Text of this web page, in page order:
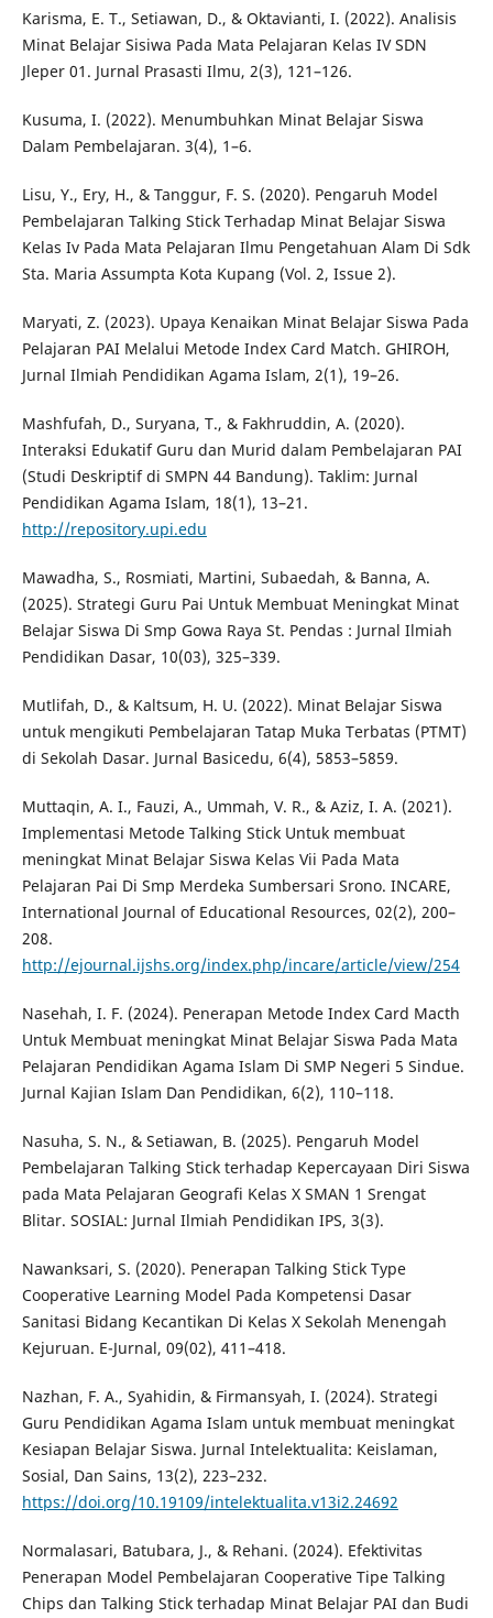
Karisma, E. T., Setiawan, D., & Oktavianti, I. (2022). Analisis
Minat Belajar Sisiwa Pada Mata Pelajaran Kelas IV SDN
Jleper 01. Jurnal Prasasti Ilmu, 2(3), 121–126.
Kusuma, I. (2022). Menumbuhkan Minat Belajar Siswa
Dalam Pembelajaran. 3(4), 1–6.
Lisu, Y., Ery, H., & Tanggur, F. S. (2020). Pengaruh Model
Pembelajaran Talking Stick Terhadap Minat Belajar Siswa
Kelas Iv Pada Mata Pelajaran Ilmu Pengetahuan Alam Di Sdk
Sta. Maria Assumpta Kota Kupang (Vol. 2, Issue 2).
Maryati, Z. (2023). Upaya Kenaikan Minat Belajar Siswa Pada
Pelajaran PAI Melalui Metode Index Card Match. GHIROH,
Jurnal Ilmiah Pendidikan Agama Islam, 2(1), 19–26.
Mashfufah, D., Suryana, T., & Fakhruddin, A. (2020).
Interaksi Edukatif Guru dan Murid dalam Pembelajaran PAI
(Studi Deskriptif di SMPN 44 Bandung). Taklim: Jurnal
Pendidikan Agama Islam, 18(1), 13–21.
http://repository.upi.edu
Mawadha, S., Rosmiati, Martini, Subaedah, & Banna, A.
(2025). Strategi Guru Pai Untuk Membuat Meningkat Minat
Belajar Siswa Di Smp Gowa Raya St. Pendas : Jurnal Ilmiah
Pendidikan Dasar, 10(03), 325–339.
Mutlifah, D., & Kaltsum, H. U. (2022). Minat Belajar Siswa
untuk mengikuti Pembelajaran Tatap Muka Terbatas (PTMT)
di Sekolah Dasar. Jurnal Basicedu, 6(4), 5853–5859.
Muttaqin, A. I., Fauzi, A., Ummah, V. R., & Aziz, I. A. (2021).
Implementasi Metode Talking Stick Untuk membuat
meningkat Minat Belajar Siswa Kelas Vii Pada Mata
Pelajaran Pai Di Smp Merdeka Sumbersari Srono. INCARE,
International Journal of Educational Resources, 02(2), 200–
208.
http://ejournal.ijshs.org/index.php/incare/article/view/254
Nasehah, I. F. (2024). Penerapan Metode Index Card Macth
Untuk Membuat meningkat Minat Belajar Siswa Pada Mata
Pelajaran Pendidikan Agama Islam Di SMP Negeri 5 Sindue.
Jurnal Kajian Islam Dan Pendidikan, 6(2), 110–118.
Nasuha, S. N., & Setiawan, B. (2025). Pengaruh Model
Pembelajaran Talking Stick terhadap Kepercayaan Diri Siswa
pada Mata Pelajaran Geografi Kelas X SMAN 1 Srengat
Blitar. SOSIAL: Jurnal Ilmiah Pendidikan IPS, 3(3).
Nawanksari, S. (2020). Penerapan Talking Stick Type
Cooperative Learning Model Pada Kompetensi Dasar
Sanitasi Bidang Kecantikan Di Kelas X Sekolah Menengah
Kejuruan. E-Jurnal, 09(02), 411–418.
Nazhan, F. A., Syahidin, & Firmansyah, I. (2024). Strategi
Guru Pendidikan Agama Islam untuk membuat meningkat
Kesiapan Belajar Siswa. Jurnal Intelektualita: Keislaman,
Sosial, Dan Sains, 13(2), 223–232.
https://doi.org/10.19109/intelektualita.v13i2.24692
Normalasari, Batubara, J., & Rehani. (2024). Efektivitas
Penerapan Model Pembelajaran Cooperative Tipe Talking
Chips dan Talking Stick terhadap Minat Belajar PAI dan Budi